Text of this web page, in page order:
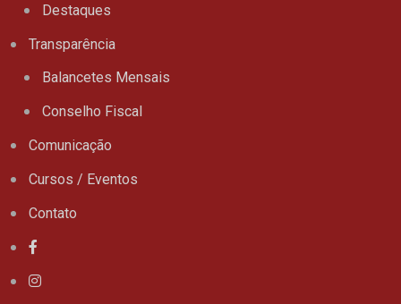
Destaques
Transparência
Balancetes Mensais
Conselho Fiscal
Comunicação
Cursos / Eventos
Contato